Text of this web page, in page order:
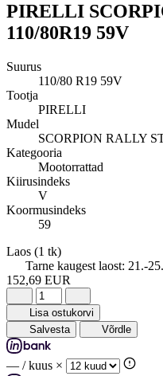
PIRELLI
110/80R19 59V
Suurus
110/80 R19 59V
Tootja
PIRELLI
Mudel
SCORPION RALLY
Kategooria
Mootorrattad
Kiirusindeks
V
Koormusindeks
59
Laos (1 tk)
Tarne kaugest laost: 21.-
152,69 EUR
Lisa ostukorvi
Salvesta
Võrdle
— / kuus ×